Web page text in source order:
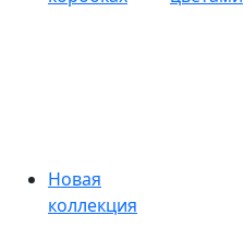
Новая
коллекция